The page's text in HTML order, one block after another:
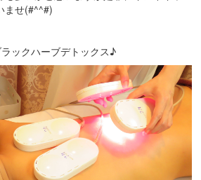
ませ(#^^#)
ックハーブデトックス♪